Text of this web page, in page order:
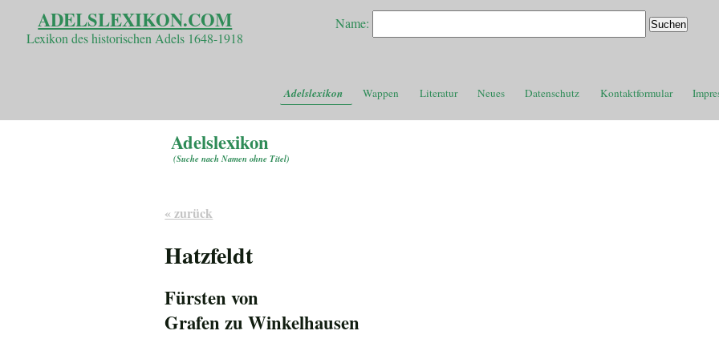
ADELSLEXIKON.COM
Lexikon des historischen Adels 1648-1918
Name:
Adelslexikon Wappen Literatur Neues Datenschutz Kontaktformular
Adelslexikon
(Suche nach Namen ohne Titel)
« zurück
Hatzfeldt
Fürsten von
Grafen zu Winkelhausen